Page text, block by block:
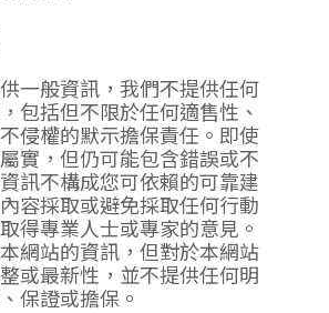
一般資訊，我們不提供任何
包括但不限於任何適售性、
侵權的默示擔保責任。即使
實，但仍可能包含錯誤或不
訊不構成您可依賴的可靠建
容採取或避免採取任何行動
得專業人士或專家的意見。
網站的資訊，但對於本網站
或最新性，並不提供任何明
保證或擔保。